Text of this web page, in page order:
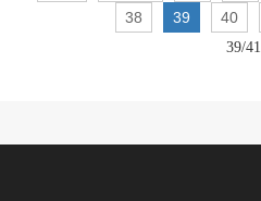
38
39 40
39/41